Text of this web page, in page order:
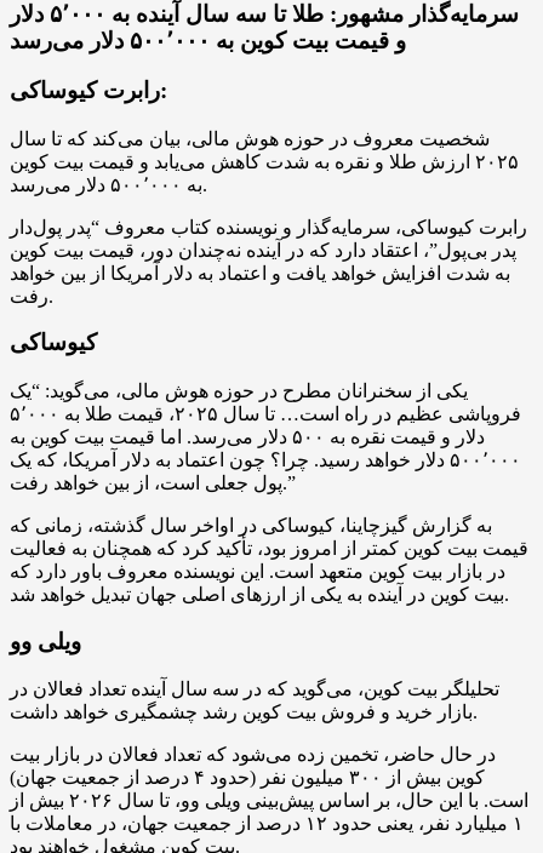
سرمایه‌گذار مشهور: طلا تا سه سال آینده به ۵٬۰۰۰ دلار
و قیمت بیت کوین به ۵۰۰٬۰۰۰ دلار می‌رسد
رابرت کیوساکی:
شخصیت معروف در حوزه هوش مالی، بیان می‌کند که تا سال
۲۰۲۵ ارزش طلا و نقره به شدت کاهش می‌یابد و قیمت بیت کوین
به ۵۰۰٬۰۰۰ دلار می‌رسد.
رابرت کیوساکی، سرمایه‌گذار و نویسنده کتاب معروف “پدر پول‌دار
پدر بی‌پول”، اعتقاد دارد که در آینده نه‌چندان دور، قیمت بیت کوین
به شدت افزایش خواهد یافت و اعتماد به دلار آمریکا از بین خواهد
رفت.
کیوساکی
یکی از سخنرانان مطرح در حوزه هوش مالی، می‌گوید: “یک
فروپاشی عظیم در راه است… تا سال ۲۰۲۵، قیمت طلا به ۵٬۰۰۰
دلار و قیمت نقره به ۵۰۰ دلار می‌رسد. اما قیمت بیت کوین به
۵۰۰٬۰۰۰ دلار خواهد رسید. چرا؟ چون اعتماد به دلار آمریکا، که یک
پول جعلی است، از بین خواهد رفت.”
به گزارش گیزچاینا، کیوساکی در اواخر سال گذشته، زمانی که
قیمت بیت کوین کمتر از امروز بود، تأکید کرد که همچنان به فعالیت
در بازار بیت کوین متعهد است. این نویسنده معروف باور دارد که
بیت کوین در آینده به یکی از ارزهای اصلی جهان تبدیل خواهد شد.
ویلی وو
تحلیلگر بیت کوین، می‌گوید که در سه سال آینده تعداد فعالان در
بازار خرید و فروش بیت کوین رشد چشمگیری خواهد داشت.
در حال حاضر، تخمین زده می‌شود که تعداد فعالان در بازار بیت
کوین بیش از ۳۰۰ میلیون نفر (حدود ۴ درصد از جمعیت جهان)
است. با این حال، بر اساس پیش‌بینی ویلی وو، تا سال ۲۰۲۶ بیش از
۱ میلیارد نفر، یعنی حدود ۱۲ درصد از جمعیت جهان، در معاملات با
بیت کوین مشغول خواهند بود.